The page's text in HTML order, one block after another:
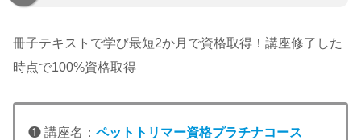
冊子テキストで学び最短2か月で資格取得！講座修了した
時点で100%資格取得
❶ 講座名： ペットトリマー資格プラチナコース